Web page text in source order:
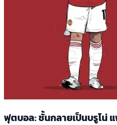
ฟุตบอล: ชั้นกลายเป็นบรูโน่